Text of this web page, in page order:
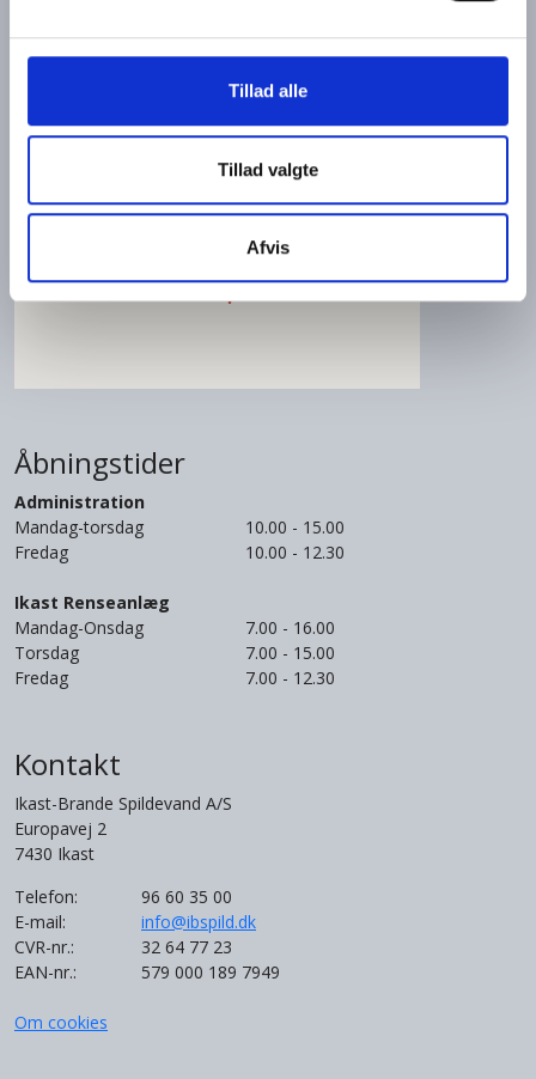
Tillad alle
Tillad valgte
Afvis
Åbningstider
Administration
Mandag-torsdag
10.00 - 15.00
Fredag
10.00 - 12.30
Ikast Renseanlæg
Mandag-Onsdag
7.00 - 16.00
Torsdag
7.00 - 15.00
Fredag
7.00 - 12.30
Kontakt
Ikast-Brande Spildevand A/S
Europavej 2
7430 Ikast
Telefon:
96 60 35 00
E-mail:
info@ibspild.dk
CVR-nr.:
32 64 77 23
EAN-nr.:
579 000 189 7949
Om cookies